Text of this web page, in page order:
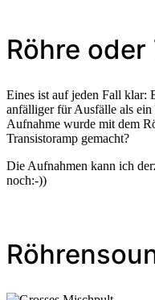
Röhre
Eines ist auf jeden Fall klar:
anfälliger für Ausfälle als
Aufnahme wurde mit dem
Transistoramp gemacht?
Die Aufnahmen kann ich
noch:-))